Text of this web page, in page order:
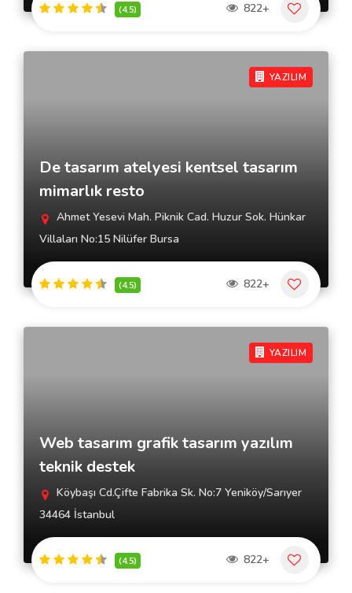
(4.5) 822+
YAZILIM
De tasarım atelyesi kentsel tasarım
mimarlık resto
Ahmet Yesevi Mah. Piknik Cad. Huzur Sok. Hünkar
Villaları No:15 Nilüfer Bursa
(4.5) 822+
YAZILIM
Web tasarım grafik tasarım yazılım
teknik destek
Köybaşı Cd.Çifte Fabrika Sk. No:7 Yeniköy/Sarıyer
34464 İstanbul
(4.5) 822+